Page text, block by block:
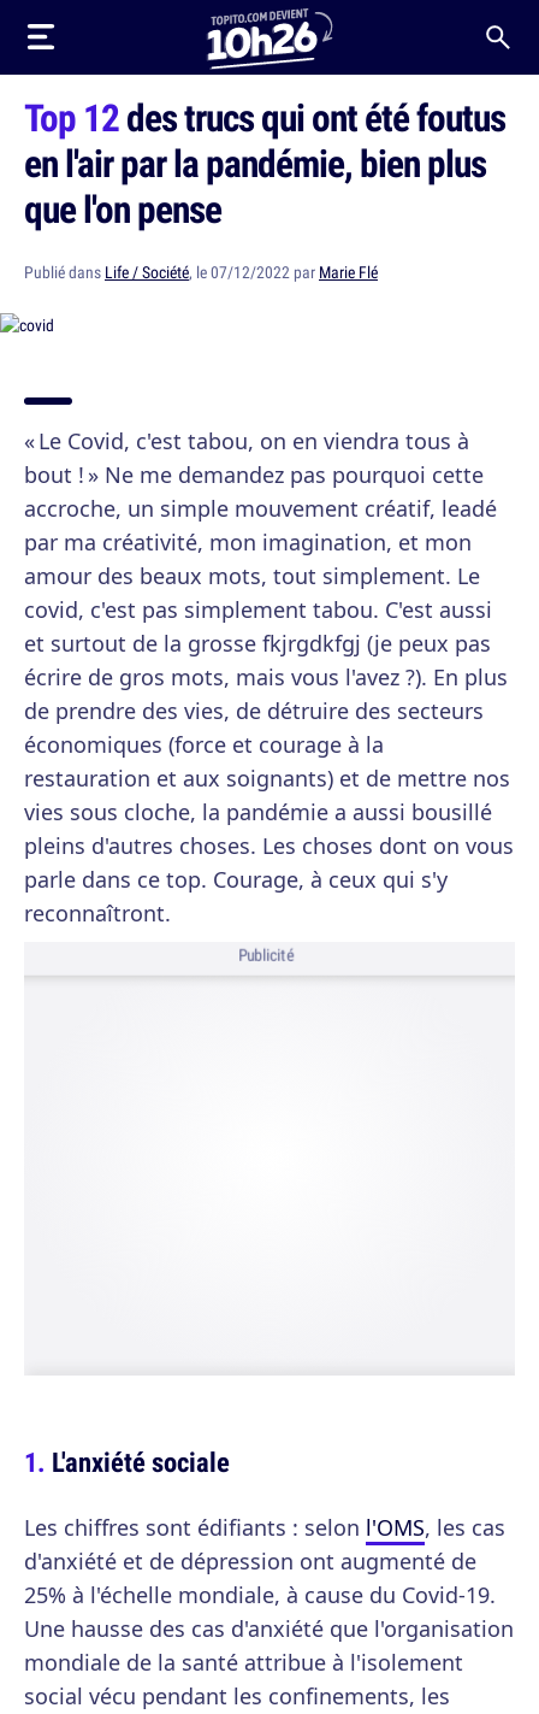
Top 12des trucs qui ont été foutus
en l'air par la pandémie, bien plus
que l'on pense
Publié dans Life / Société, le 07/12/2022 par Marie Flé
« Le Covid, c'est tabou, on en viendra tous à
bout ! » Ne me demandez pas pourquoi cette
accroche, un simple mouvement créatif, leadé
par ma créativité, mon imagination, et mon
amour des beaux mots, tout simplement. Le
covid, c'est pas simplement tabou. C'est aussi
et surtout de la grosse fkjrgdkfgj (je peux pas
écrire de gros mots, mais vous l'avez ?). En plus
de prendre des vies, de détruire des secteurs
économiques (force et courage à la
restauration et aux soignants) et de mettre nos
vies sous cloche, la pandémie a aussi bousillé
pleins d'autres choses. Les choses dont on vous
parle dans ce top. Courage, à ceux qui s'y
reconnaîtront.
Publicité
L'anxiété sociale
Les chiffres sont édifiants : selon l'OMS, les cas
d'anxiété et de dépression ont augmenté de
25% à l'échelle mondiale, à cause du Covid-19.
Une hausse des cas d'anxiété que l'organisation
mondiale de la santé attribue à l'isolement
social vécu pendant les confinements, les